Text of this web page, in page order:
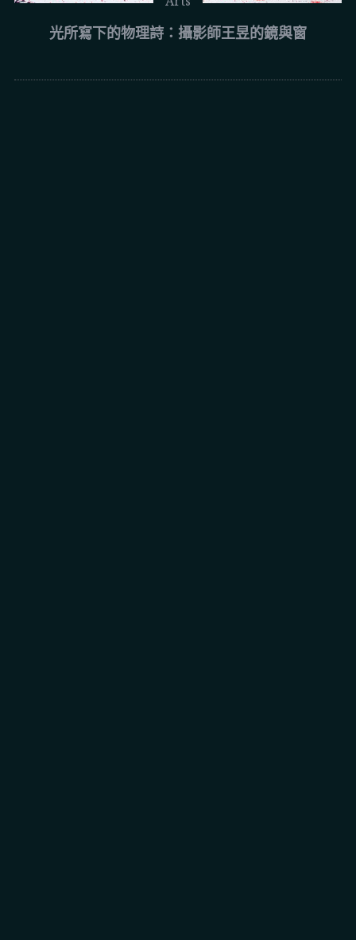
光所寫下的物理詩：攝影師王昱的鏡與窗